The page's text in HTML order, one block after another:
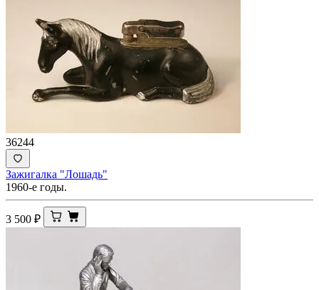
36244
Зажигалка "Лошадь"
1960-е годы.
3 500 ₽